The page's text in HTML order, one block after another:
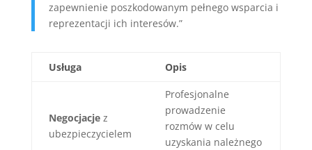
zapewnienie poszkodowanym pełnego wsparcia i
reprezentacji ich interesów.”
Usługa Opis
Negocjacjez
ubezpieczycielem
Profesjonalne
prowadzenie
rozmów w celu
uzyskania należnego